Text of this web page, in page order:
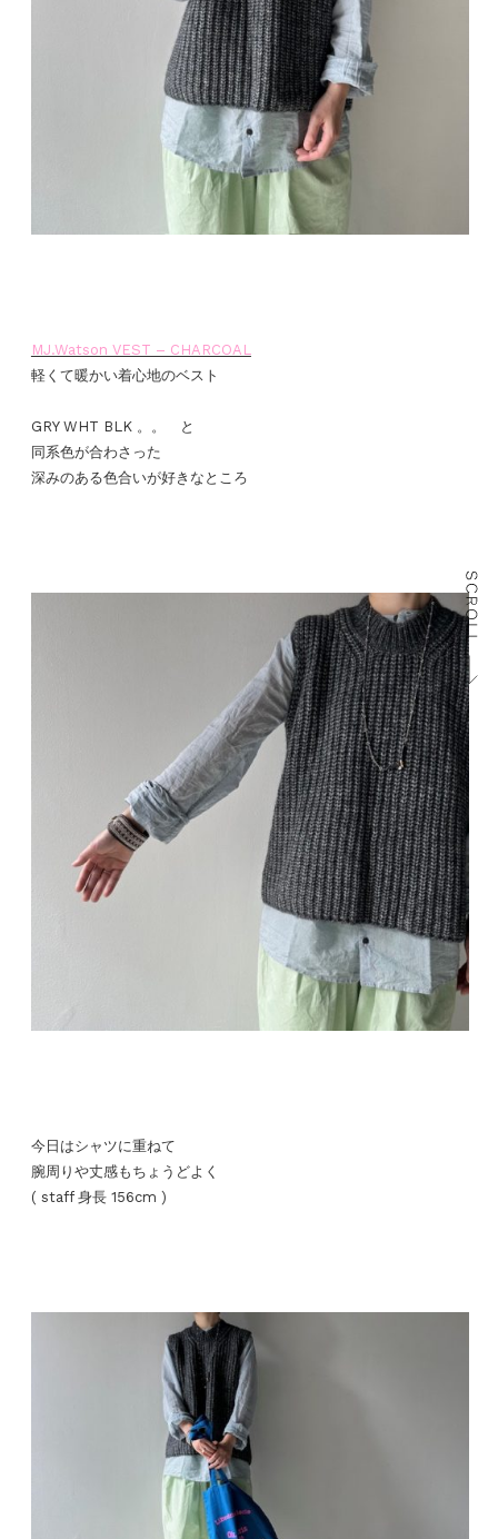
MJ.Watson VEST – CHARCOAL
軽くて暖かい着心地のベスト
GRY WHT BLK 。。 と
同系色が合わさった
深みのある色合いが好きなところ
今日はシャツに重ねて
腕周りや丈感もちょうどよく
( staff 身長 156cm )